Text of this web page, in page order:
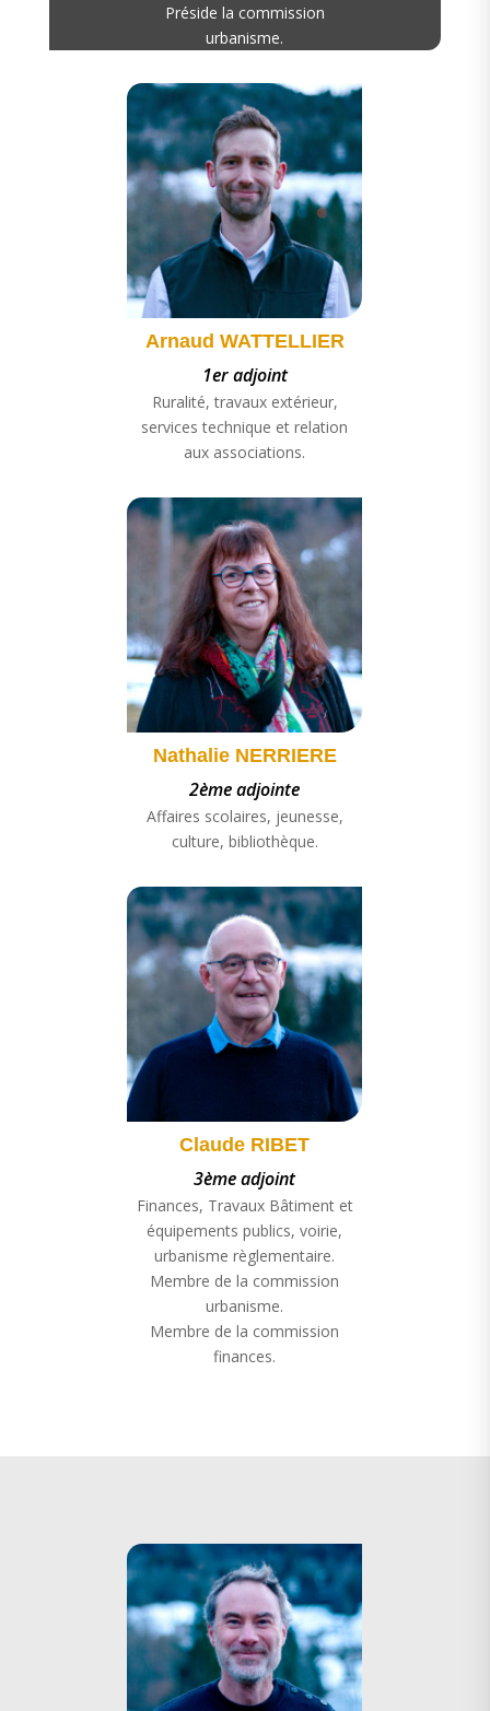
Préside la commission
urbanisme.
Arnaud WATTELLIER
1er adjoint
Ruralité, travaux extérieur,
services technique et relation
aux associations.
Nathalie NERRIERE
2ème adjointe
Affaires scolaires, jeunesse,
culture, bibliothèque.
Claude RIBET
3ème adjoint
Finances, Travaux Bâtiment et
équipements publics, voirie,
urbanisme règlementaire.
Membre de la commission
urbanisme.
Membre de la commission
finances.